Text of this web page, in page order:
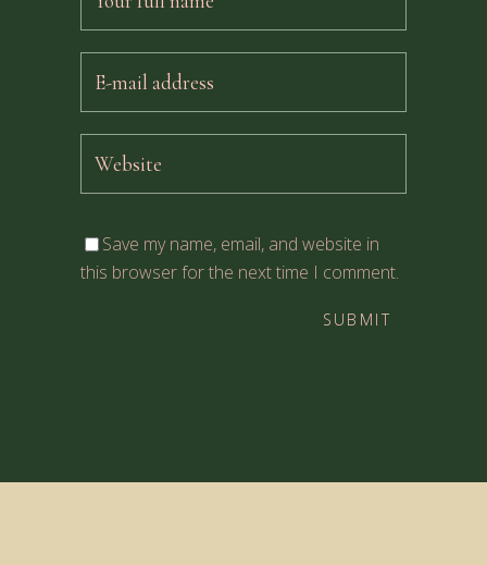
Save my name, email, and website in
this browser for the next time I comment.